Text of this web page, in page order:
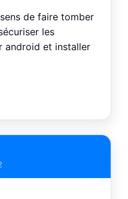
de faire tomber
les
android et installer